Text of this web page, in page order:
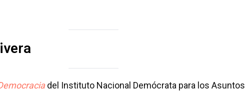
del Instituto Nacional Demócrata para los Asuntos